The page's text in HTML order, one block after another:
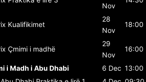
Nov
Kualifikimet
28
Nov
18:00
Çmimi i madhë
29
Nov
16:00
i Madh i Abu Dhabi 6 Dec 13:00